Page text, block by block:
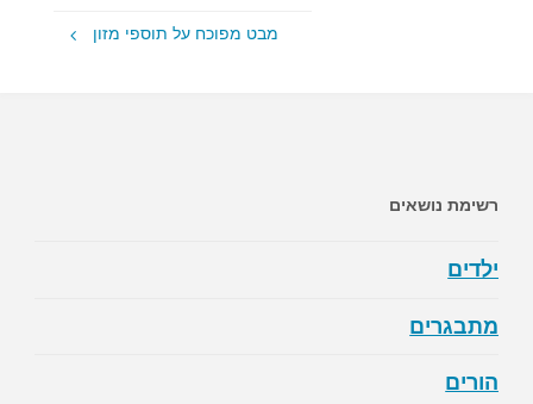
מבט מפוכח על תוספי מזון
רשימת נושאים
ילדים
מתבגרים
הורים